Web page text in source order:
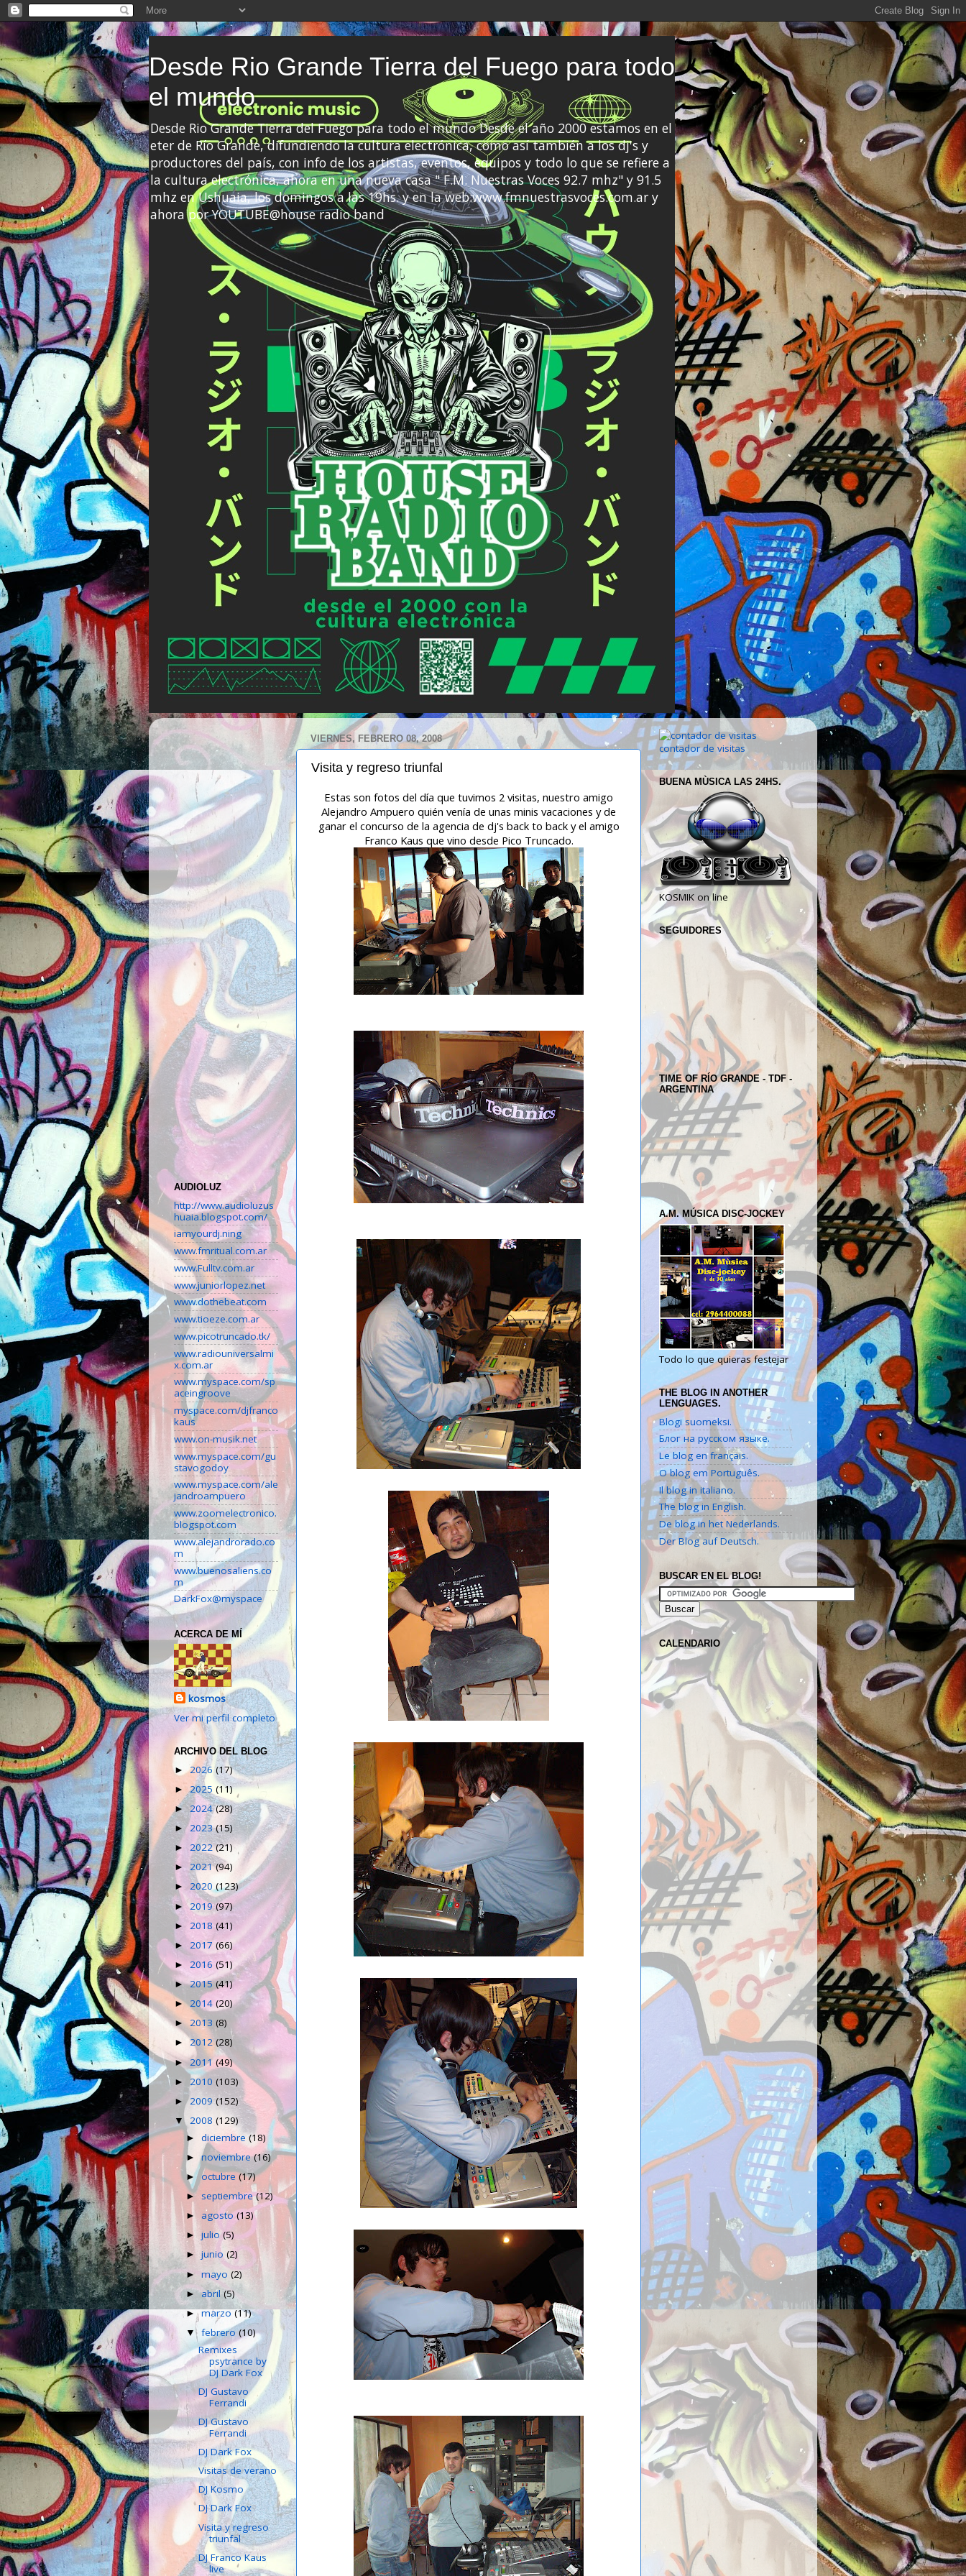
Desde Rio Grande Tierra del Fuego para todo
el mundo
Desde Rio Grande Tierra del Fuego para todo el mundo Desde el año 2000 estamos en el
eter de Río Grande, difundiendo la cultura electrónica, como así también a los dj's y
productores del país, con info de los artistas, eventos, equipos y todo lo que se refiere a
la cultura electrónica, ahora en una nueva casa " F.M. Nuestras Voces 92.7 mhz" y 91.5
mhz en Ushuaia, los domingos a las 19hs. y en la web:www.fmnuestrasvoces.com.ar y
ahora por YOUTUBE@house radio band
VIERNES, FEBRERO 08, 2008
Visita y regreso triunfal
Estas son fotos del día que tuvimos 2 visitas, nuestro amigo
Alejandro Ampuero quién venía de unas minis vacaciones y de
ganar el concurso de la agencia de dj's back to back y el amigo
Franco Kaus que vino desde Pico Truncado.
AUDIOLUZ
http://www.audioluzus
huaia.blogspot.com/
iamyourdj.ning
www.fmritual.com.ar
www.Fulltv.com.ar
www.juniorlopez.net
www.dothebeat.com
www.tioeze.com.ar
www.picotruncado.tk/
www.radiouniversalmi
x.com.ar
www.myspace.com/sp
aceingroove
myspace.com/djfranco
kaus
www.on-musik.net
www.myspace.com/gu
stavogodoy
www.myspace.com/ale
jandroampuero
www.zoomelectronico.
blogspot.com
www.alejandrorado.co
m
www.buenosaliens.co
m
DarkFox@myspace
ACERCA DE MÍ
kosmos
Ver mi perfil completo
ARCHIVO DEL BLOG
►2026 (17)
►2025 (11)
►2024(28)
►2023(15)
► 2022(21)
► 2021(94)
► 2020(123)
►2019(97)
► 2018(41)
► 2017 (66)
► 2016 (51)
►2015(41)
►2014 (20)
►2013 (8)
► 2012(28)
►2011 (49)
► 2010 (103)
►2009(152)
▼ 2008 (129)
►diciembre(18)
►noviembre(16)
►octubre(17)
►septiembre(12)
►agosto(13)
►julio(5)
►junio(2)
►mayo(2)
►abril(5)
►marzo(11)
▼febrero(10)
Remixes
psytrance by
DJ Dark Fox
DJ Gustavo
Ferrandi
DJ Gustavo
Ferrandi
DJ Dark Fox
Visitas de verano
DJ Kosmo
DJ Dark Fox
Visita y regreso
triunfal
DJ Franco Kaus
live
contador de visitas
BUENA MÙSICA LAS 24HS.
KOSMIK on line
SEGUIDORES
TIME OF RÍO GRANDE - TDF -
ARGENTINA
A.M. MÚSICA DISC-JOCKEY
Todo lo que quieras festejar
THE BLOG IN ANOTHER
LENGUAGES.
Blogi suomeksi.
Блог на русском языке.
Le blog en français.
O blog em Português.
Il blog in italiano.
The blog in English.
De blog in het Nederlands.
Der Blog auf Deutsch.
BUSCAR EN EL BLOG!
CALENDARIO